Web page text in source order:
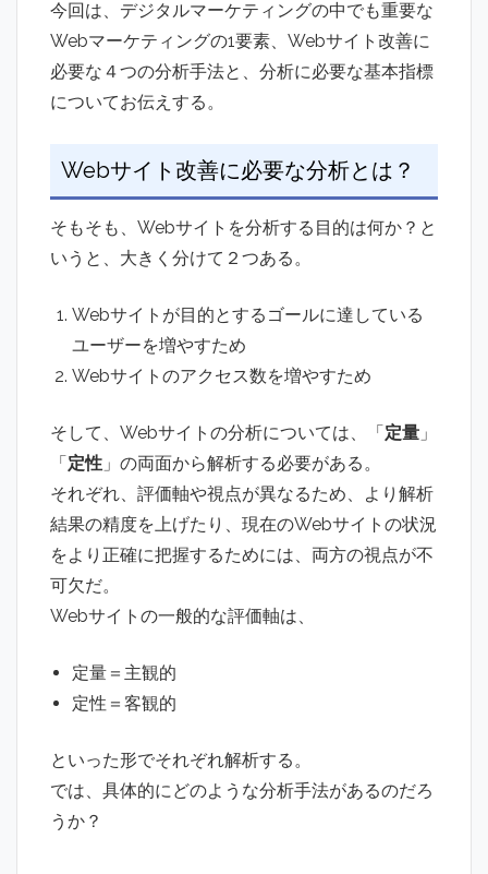
今回は、デジタルマーケティングの中でも重要な
Webマーケティングの1要素、Webサイト改善に
必要な４つの分析手法と、分析に必要な基本指標
についてお伝えする。
Webサイト改善に必要な分析とは？
そもそも、Webサイトを分析する目的は何か？と
いうと、大きく分けて２つある。
Webサイトが目的とするゴールに達している
ユーザーを増やすため
Webサイトのアクセス数を増やすため
そして、Webサイトの分析については、「定量 」
「定性 」の両面から解析する必要がある。
それぞれ、評価軸や視点が異なるため、より解析
結果の精度を上げたり、現在のWebサイトの状況
をより正確に把握するためには、両方の視点が不
可欠だ。
Webサイトの一般的な評価軸は、
定量＝主観的
定性＝客観的
といった形でそれぞれ解析する。
では、具体的にどのような分析手法があるのだろ
うか？